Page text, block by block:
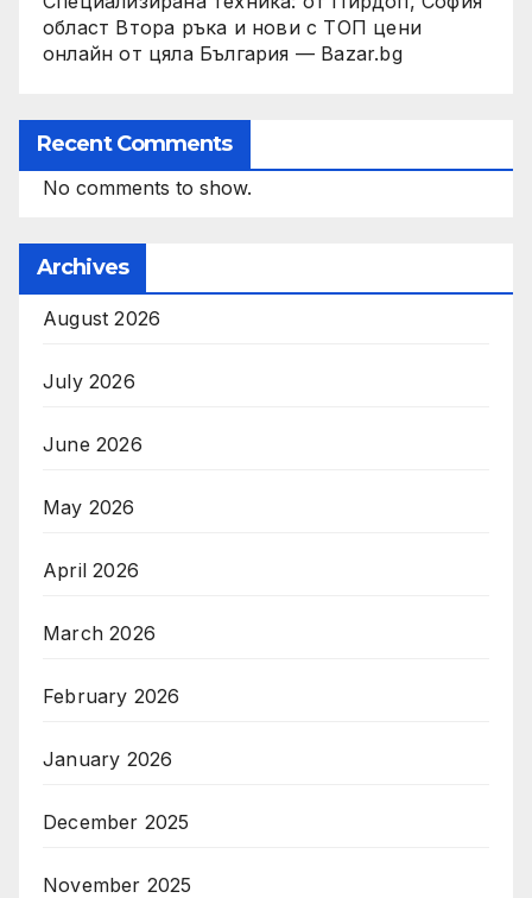
област Втора ръка и нови с ТОП цени
онлайн от цяла България — Bazar.bg
Recent Comments
No comments to show.
Archives
August 2026
July 2026
June 2026
May 2026
April 2026
March 2026
February 2026
January 2026
December 2025
November 2025